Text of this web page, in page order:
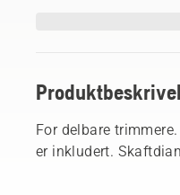
For delbare
er inkludert.